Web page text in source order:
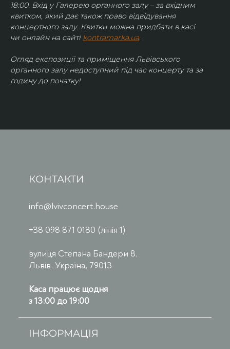
18:00. Вхід у Галерею органного залу – за вхідним
квитком, який дає також право відвідування
концертного залу. Квитки можна придбати в касі
чи онлайн на сайті kontramarka.ua.
Огляд експозиції та приміщення Львівського
органного залу недоступний під час концерту та за
годину до початку!
КОНТАКТИ
info@lvivconcert.house
+38 098 871 0180 (лінія 1)
вулиця Степана Бандери 8,
Львів, Україна, 79013
Каса працює щодня
з 13:00 до 19:00
ІНФОРМАЦІЯ